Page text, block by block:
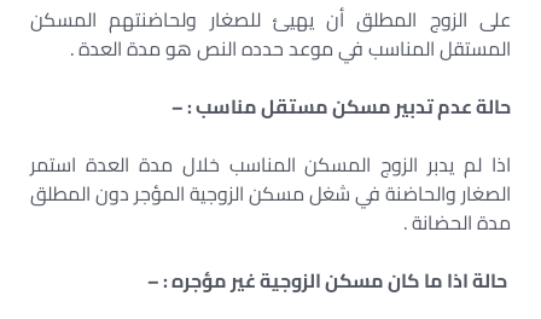
على الزوج المطلق أن يهيئ للصغار ولحاضنتهم المسكن
المستقل المناسب في موعد حدده النص هو مدة العدة .
حالة عدم تدبير مسكن مستقل مناسب: –
اذا لم يدبر الزوج المسكن المناسب خلال مدة العدة استمر
الصغار والحاضنة في شغل مسكن الزوجية المؤجر دون المطلق
مدة الحضانة .
حالة اذا ما كان مسكن الزوجية غير مؤجره: –